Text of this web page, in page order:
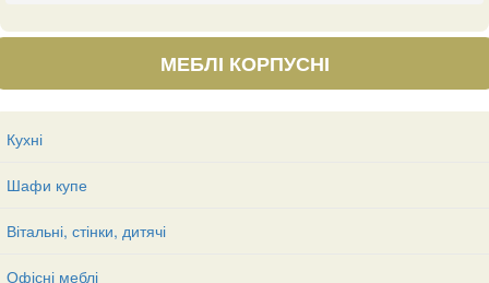
МЕБЛІ КОРПУСНІ
Кухні
Шафи купе
Вітальні, стінки, дитячі
Офісні меблі